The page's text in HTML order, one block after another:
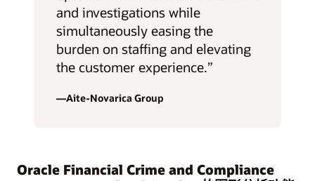
and investigations while
simultaneously easing the
burden on staffing and elevating
the customer experience.”
—Aite-Novarica Group
Oracle Financial Crime and Compliance